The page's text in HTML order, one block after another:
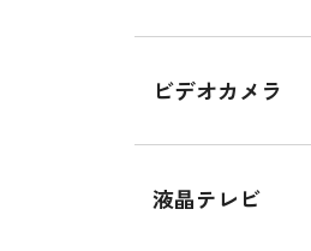
ビデオカメラ
液晶テレビ